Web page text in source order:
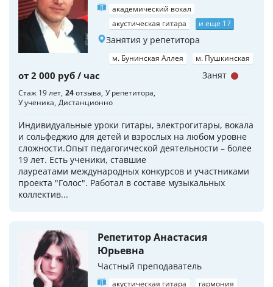
академический вокал
акустическая гитара
и еще 17
Занятия у репетитора
м. Бунинская Аллея м. Пушкинская
от 2 000 руб / час
Стаж 19 лет 24отзыва У репетитора
У ученика Дистанционно
Индивидуальные уроки гитары, электрогитары, вокала
и сольфеджио для детей и взрослых на любом уровне
сложности.Опыт педагогической деятельности – более
19 лет. Есть ученики, ставшие
лауреатами международных конкурсов и участниками
проекта "Голос". Работал в составе музыкальных
коллектив...
Занят
Репетитор Анастасия
Юрьевна
Частный преподаватель
акустическая гитара
гармония